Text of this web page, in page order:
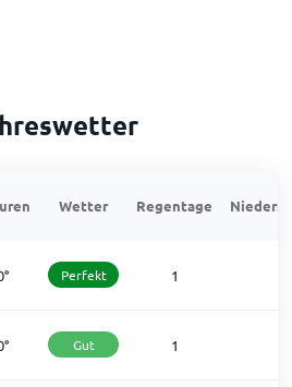
Wetter Regentage
° Perfekt 1
° Gut 1